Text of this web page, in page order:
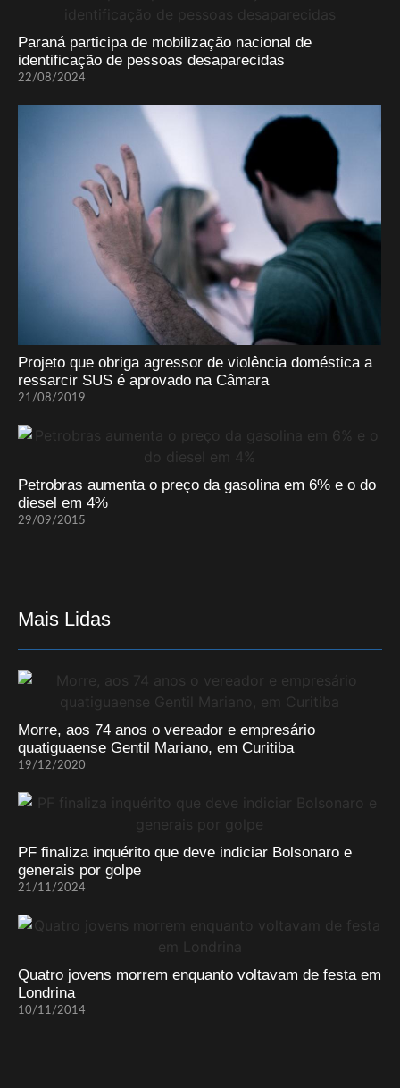
Paraná participa de mobilização nacional de
identificação de pessoas desaparecidas
22/08/2024
Projeto que obriga agressor de violência doméstica a
ressarcir SUS é aprovado na Câmara
21/08/2019
Petrobras aumenta o preço da gasolina em 6% e o do
diesel em 4%
29/09/2015
Mais Lidas
Morre, aos 74 anos o vereador e empresário
quatiguaense Gentil Mariano, em Curitiba
19/12/2020
PF finaliza inquérito que deve indiciar Bolsonaro e
generais por golpe
21/11/2024
Quatro jovens morrem enquanto voltavam de festa em
Londrina
10/11/2014